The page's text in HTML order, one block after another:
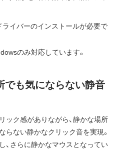
ライバーのインストールが必要で
のみ対応しています。
でも気にならない静音
ック感がありながら、静かな場所
らない静かなクリック音を実現。
、さらに静かなマウスとなってい